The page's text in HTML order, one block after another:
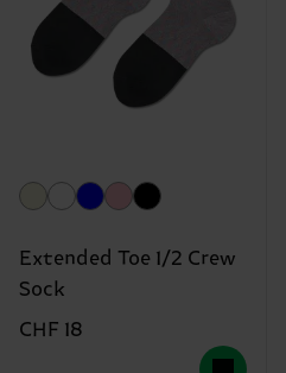
Extended Toe 1/2 Crew
Sock
CHF 18